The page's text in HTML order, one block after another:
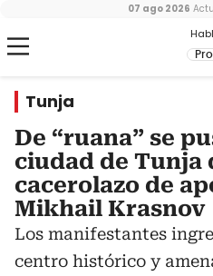
07 ago 2026
Tunja
De “ruana” se
ciudad de Tunja
cacerolazo de
Mikhail Krasnov
Los manifestantes
centro histórico y